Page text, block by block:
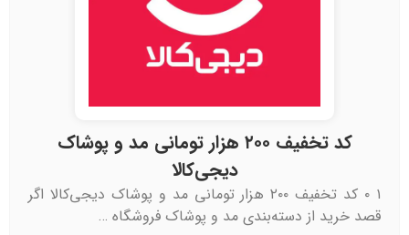
کد تخفیف ۲۰۰ هزار تومانی مد و پوشاک
دیجی‌کالا
۱ ۰ کد تخفیف ۲۰۰ هزار تومانی مد و پوشاک دیجی‌کالا اگر
قصد خرید از دسته‌بندی مد و پوشاک فروشگاه …